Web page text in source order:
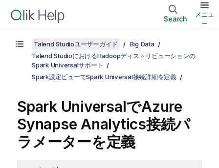
Search
メニュ
ー
Talend Studioユーザーガイド
Big Data
Talend StudioにおけるHadoopディストリビューションの
Spark Universalサポート
Spark設定ビューでSpark Universal接続詳細を定義
Spark UniversalでAzure
Synapse Analytics接続パ
ラメーターを定義